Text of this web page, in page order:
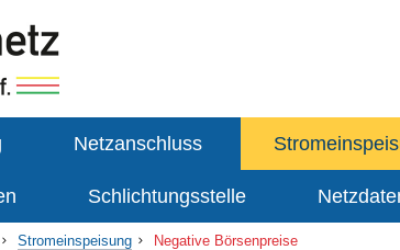
Netzanschluss
Schlichtungsstelle
Stromeinspeisung Negative Börsenpreise